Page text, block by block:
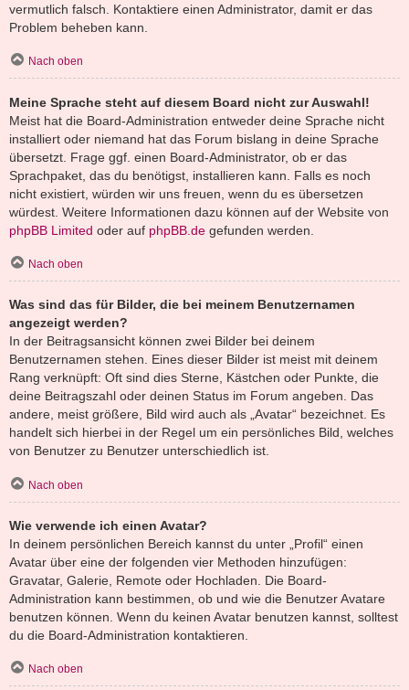
vermutlich falsch. Kontaktiere einen Administrator, damit er das
Problem beheben kann.
Nach oben
Meine Sprache steht auf diesem Board nicht zur Auswahl!
Meist hat die Board-Administration entweder deine Sprache nicht
installiert oder niemand hat das Forum bislang in deine Sprache
übersetzt. Frage ggf. einen Board-Administrator, ob er das
Sprachpaket, das du benötigst, installieren kann. Falls es noch
nicht existiert, würden wir uns freuen, wenn du es übersetzen
würdest. Weitere Informationen dazu können auf der Website von
phpBB Limited oder auf phpBB.de gefunden werden.
Nach oben
Was sind das für Bilder, die bei meinem Benutzernamen
angezeigt werden?
In der Beitragsansicht können zwei Bilder bei deinem
Benutzernamen stehen. Eines dieser Bilder ist meist mit deinem
Rang verknüpft: Oft sind dies Sterne, Kästchen oder Punkte, die
deine Beitragszahl oder deinen Status im Forum angeben. Das
andere, meist größere, Bild wird auch als „Avatar“ bezeichnet. Es
handelt sich hierbei in der Regel um ein persönliches Bild, welches
von Benutzer zu Benutzer unterschiedlich ist.
Nach oben
Wie verwende ich einen Avatar?
In deinem persönlichen Bereich kannst du unter „Profil“ einen
Avatar über eine der folgenden vier Methoden hinzufügen:
Gravatar, Galerie, Remote oder Hochladen. Die Board-
Administration kann bestimmen, ob und wie die Benutzer Avatare
benutzen können. Wenn du keinen Avatar benutzen kannst, solltest
du die Board-Administration kontaktieren.
Nach oben